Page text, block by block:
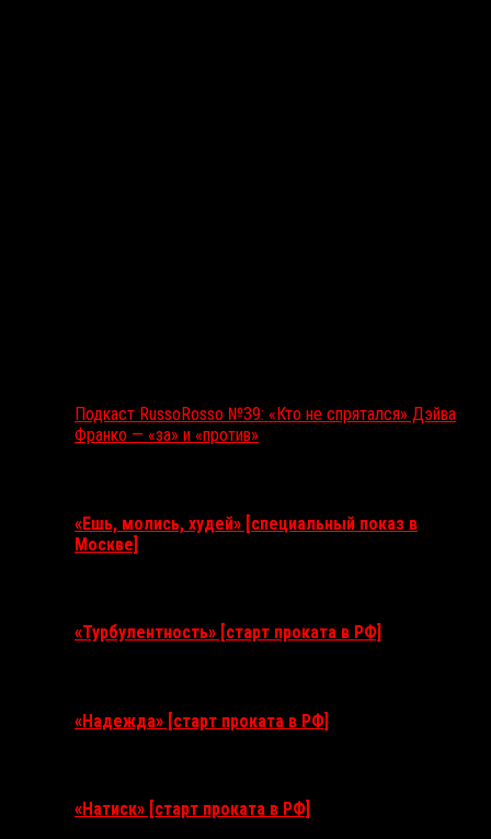
Подкаст RussoRosso №39: «Кто не спрятался» Дэйва
Франко — «за» и «против»
«Ешь, молись, худей» [специальный показ в
Москве]
«Турбулентность» [старт проката в РФ]
«Надежда» [старт проката в РФ]
«Натиск» [старт проката в РФ]